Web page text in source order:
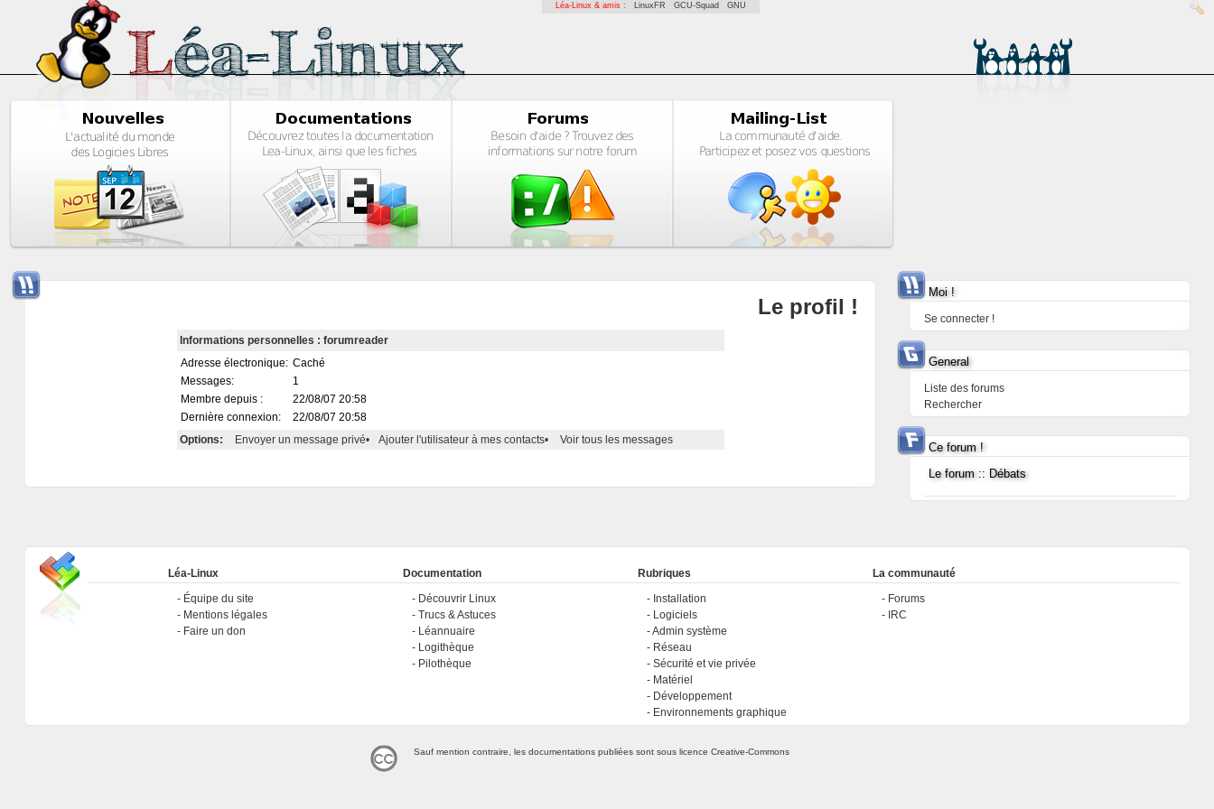
Léa-Linux & amis : LinuxFR GCU-Squad GNU
Le profil !
Informations personnelles : forumreader
Adresse électronique: Caché
Messages:
1
Membre depuis :
22/08/07 20:58
Dernière connexion:
22/08/07 20:58
Options:
Envoyer un message privé• Ajouter l'utilisateur à mes contacts• Voir tous les messages
Moi !
Se connecter !
General
Liste des forums
Rechercher
Ce forum !
Le forum :: Débats
Léa-Linux
Équipe du site
Mentions légales
Faire un don
Documentation
Découvrir Linux
Trucs & Astuces
Léannuaire
Logithèque
Pilothèque
Rubriques
Installation
Logiciels
Admin système
Réseau
Sécurité et vie privée
Matériel
Développement
Environnements graphique
La communauté
Forums
IRC
Sauf mention contraire, les documentations publiées sont sous licenceCreative-Commons